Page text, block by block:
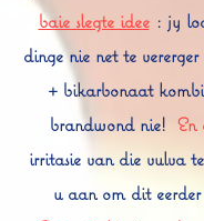
baie slegte idee : jy
dinge nie net te
+ bikarbonaat
brandwond nie! En
irritasie van die vulva
u aan om dit